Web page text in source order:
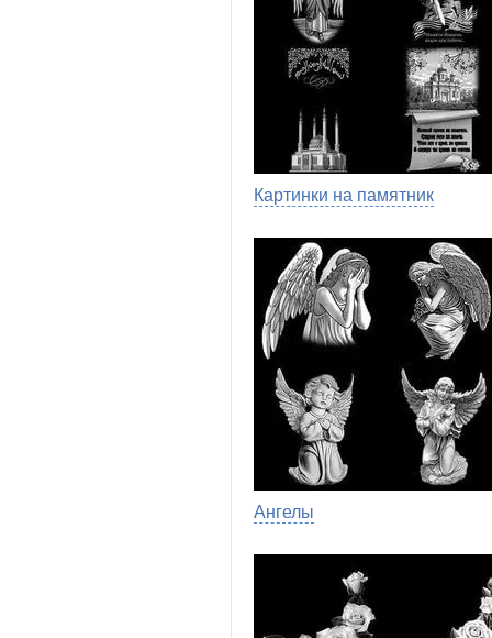
Картинки на памятник
Ангелы